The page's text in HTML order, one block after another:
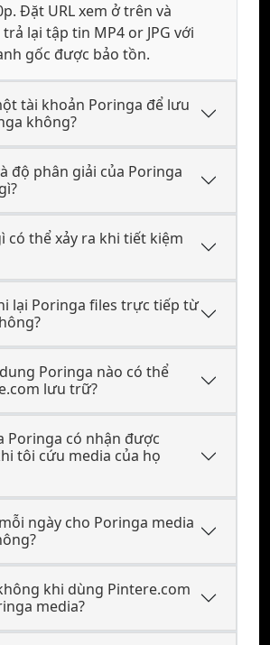
Đặt URL xem ở trên và
lại tập tin MP4 or JPG với
gốc được bảo tồn.
tài khoản Poringa để lưu
không?
độ phân giải của Poringa
có thể xảy ra khi tiết kiệm
lại Poringa files trực tiếp từ
Poringa nào có thể
lưu trữ?
Poringa có nhận được
tôi cứu media của họ
ngày cho Poringa media
khi dùng Pintere.com
media?